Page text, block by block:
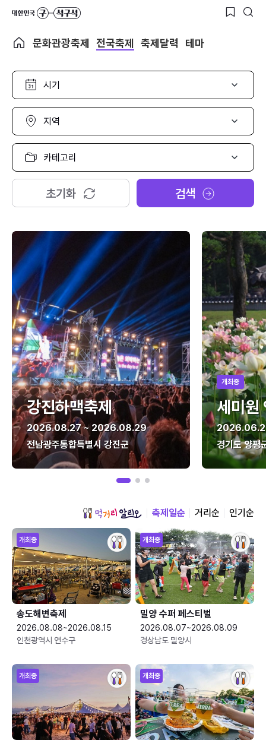
문화관광축제 전국축제 축제달력 테마
시
선
택
지
선
택
카
고
리
택
초기화 검색
강진하맥축제
2026.08.27 ~ 2026.08.29
전남광주통합특별시 강진군
개최중
세미원
경기도 양평
축제일순 거리순 인기순
개최중
송도해변축제
2026.08.08~2026.08.15
인천광역시 연수구
개최중
밀양 수퍼 페스티벌
2026.08.07~2026.08.09
경상남도 밀양시
개최중 개최중